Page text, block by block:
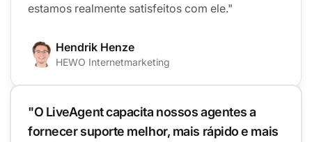
estamos realmente satisfeitos com ele."
Hendrik Henze
HEWO Internetmarketing
"O LiveAgent capacita nossos agentes a
fornecer suporte melhor, mais rápido e mais